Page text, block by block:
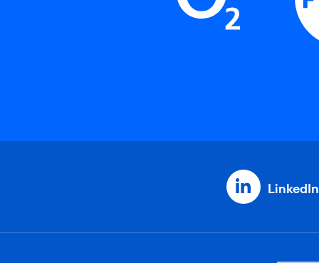
LinkedIn